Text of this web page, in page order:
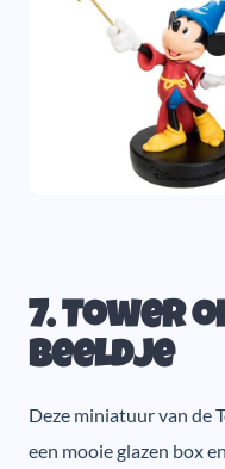
7. Tower
beeldje
Deze miniatuur van de
een mooie glazen box